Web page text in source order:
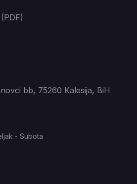
bb, 75260 Kalesija, BiH
- Subota